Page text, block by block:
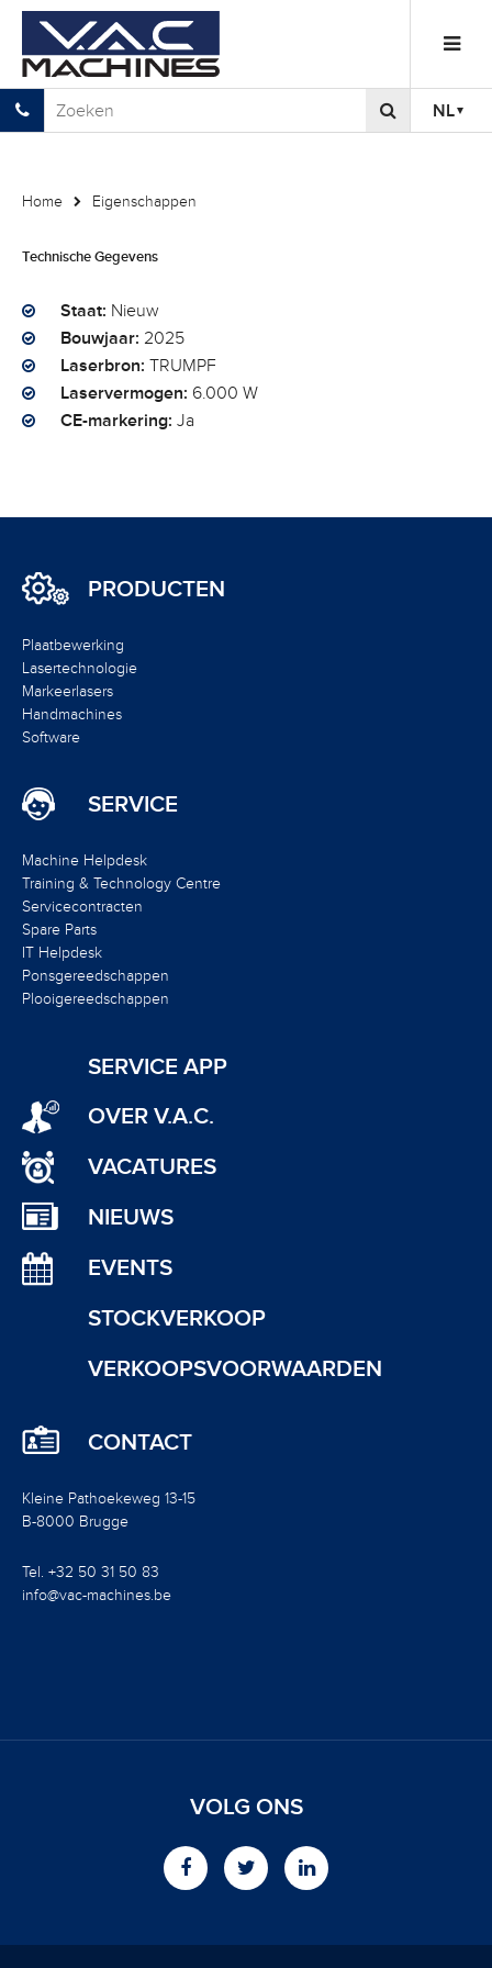
NL
Home Eigenschappen
Technische Gegevens
Staat: Nieuw
Bouwjaar: 2025
Laserbron: TRUMPF
Laservermogen: 6.000 W
CE-markering: Ja
PRODUCTEN
Plaatbewerking
Lasertechnologie
Markeerlasers
Handmachines
Software
SERVICE
Machine Helpdesk
Training & Technology Centre
Servicecontracten
Spare Parts
IT Helpdesk
Ponsgereedschappen
Plooigereedschappen
SERVICE APP
OVER V.A.C.
VACATURES
NIEUWS
EVENTS
STOCKVERKOOP
VERKOOPSVOORWAARDEN
CONTACT
Kleine Pathoekeweg 13-15
B-8000 Brugge
Tel. +32 50 31 50 83
info@vac-machines.be
VOLG ONS
FacebookTwitterLinkedIn